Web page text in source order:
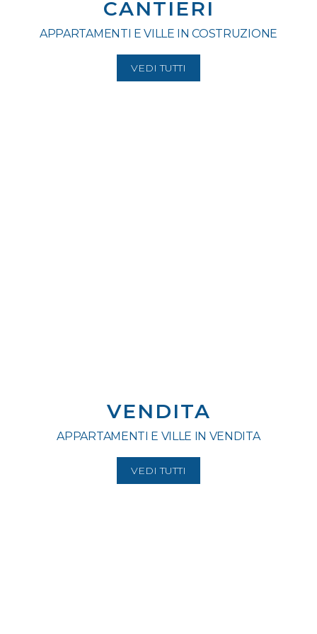
CANTIERI
APPARTAMENTI E VILLE IN COSTRUZIONE
VEDI TUTTI
VENDITA
APPARTAMENTI E VILLE IN VENDITA
VEDI TUTTI